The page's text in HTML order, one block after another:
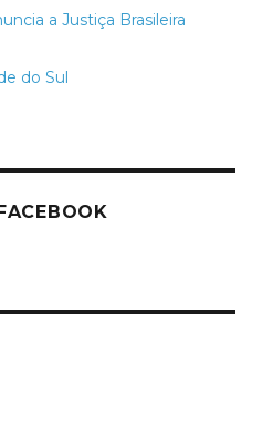
a Justiça Brasileira
do Sul